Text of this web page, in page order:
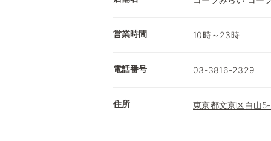
営業時間 10時～23時
電話番号 03-3816-2329
住所 東京都文京区白山